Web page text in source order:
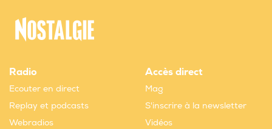
Radio
Ecouter en direct
Replay et podcasts
Webradios
Accès direct
Mag
S'inscrire à la newsletter
Vidéos